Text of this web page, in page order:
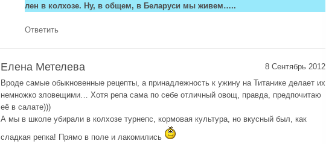
лен в колхозе. Ну, в общем, в Беларуси мы живем…..
Ответить
Елена Метелева
8 Сентябрь 2012
Вроде самые обыкновенные рецепты, а принадлежность к ужину на Титанике делает их
немножко зловещими… Хотя репа сама по себе отличный овощ, правда, предпочитаю
её в салате)))
А мы в школе убирали в колхозе турнепс, кормовая культура, но вкусный был, как
сладкая репка! Прямо в поле и лакомились